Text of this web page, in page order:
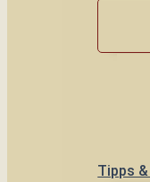
Tipps